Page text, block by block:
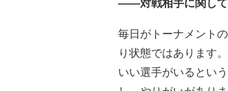
――対戦相手に関して
毎日がトーナメント
り状態ではあります
いい選手がいるとい